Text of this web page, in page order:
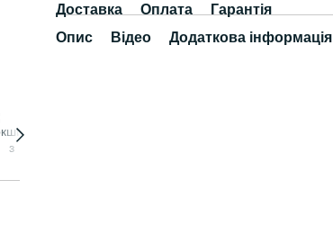
Доставка Оплата
Гарантія
Опис
Відео Додаткова інформація